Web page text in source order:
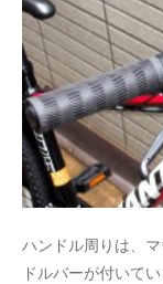
ハンドル周りは、
ドルバーが付いてい